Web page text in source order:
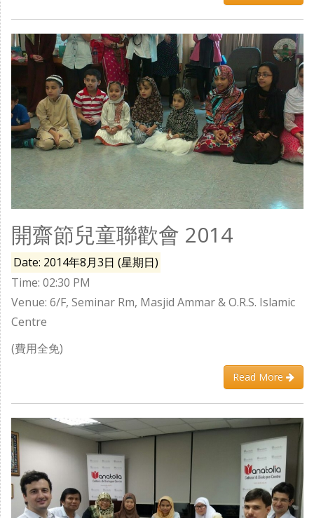
開齋節兒童聯歡會 2014
Date: 2014年8月3日 (星期日)
Time: 02:30 PM
Venue: 6/F, Seminar Rm, Masjid Ammar & O.R.S. Islamic
Centre
(費用全免)
Read More